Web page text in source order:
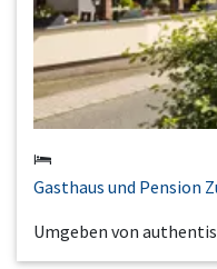
Gasthaus und Pension
Umgeben von